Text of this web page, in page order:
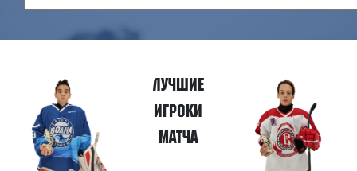
Лучшие
игроки
матча